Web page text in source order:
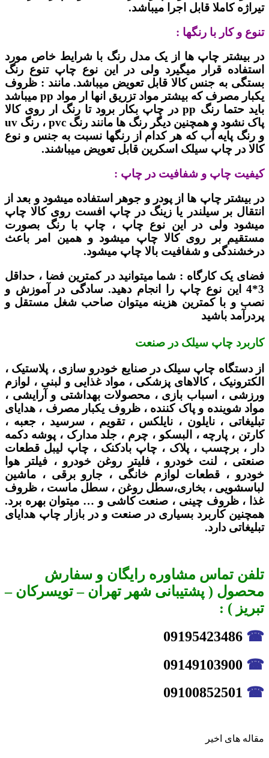
تیراژه کاملا قابل اجرا میباشد.
تنوع و کار با رنگها :
در بیشتر چاپ ها از یک مدل رنگ با شرایط خاص مورد
استفاده قرار میگیرد ولی در این نوع چاپ تنوع رنگ
بستگی به جنس کالا قابل تعویض میباشد. مانند : ظروف
یکبار مصرف که بیشتر مواد تزریق انها ار مواد pp میباشد
باید حتما رنگ pp در چاپ بکار برود تا رنگ ار روی کالا
پاک نشود و همچنین دیگر رنگ ها مانند رنگ pvc ، رنگ uv
و رنگ پایه آب که هر کدام از رنگها نسبت به جنس و نوع
کالا در چاپ سیلک اسکرین قابل تعویض میباشند.
کیفیت چاپ و شفافیت در چاپ :
در بیشتر چاپ ها از پودر و جوهر استفاده میشود و بعد از
انتقال بر سیلندر یا زینگ در چاپ افست روی کالا چاپ
میشود ولی در این نوع چاپ ، چاپ با رنگ بصورت
مستقیم بر روی کالا چاپ میشود و همین امر باعث
درخشندگی و شفافیت بالا چاپ میشود.
فضای یک کارگاه : شما میتوانید در کمترین فضا ، حداقل
3*4 این نوع چاپ را انجام دهید. سادگی در آموزش و
نصب و با کمترین هزینه میتوان صاحب شغل مستقل و
پردرآمد باشید
کاربرد چاپ سیلک در صنعت
از دستگاه چاپ سیلک در صنایع خودرو سازی ، پلاستیک ،
الکترونیک ، کالاهای پزشکی ، مواد غذایی و لبنی ، لوازم
ورزشی ، اسباب بازی ، محصولات بهداشتی و آرایشی ،
مواد شوینده و پاک کننده ، ظروف یکبار مصرف ، هدایای
تبلیغاتی ، نایلون ، نایلکس ، تقویم ، سرسید ، جعبه ،
کارتن ، پارچه ، البسکو ، چرم ، جلد مدارک ، پوشه دکمه
دار ، برچسب ، پلاک ، چاپ بادکنک ، چاپ لیبل قطعات
صنعتی ، لنت خودرو ، فلیتر روغن خودرو ، فیلتر هوا
خودرو ، قطعات لوازم خانگی ، جارو برقی ، ماشین
لباسشویی ، بخاری،سطل روغن ، سطل ماست ، ظروف
غذا ، ظروف چینی ، صنعت کاشی و … میتوان بهره برد.
همچنین کاربرد بسیاری در صنعت و در بازار چاپ هدایای
تبلیغاتی دارد.
تلفن تماس مشاوره رایگان و سفارش
محصول ( پشتیبانی شهر تهران – تویسرکان –
تبریز ) :
☎
☎
☎
مقاله های اخیر